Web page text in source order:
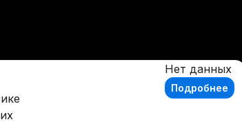
Нет данных
Подробнее